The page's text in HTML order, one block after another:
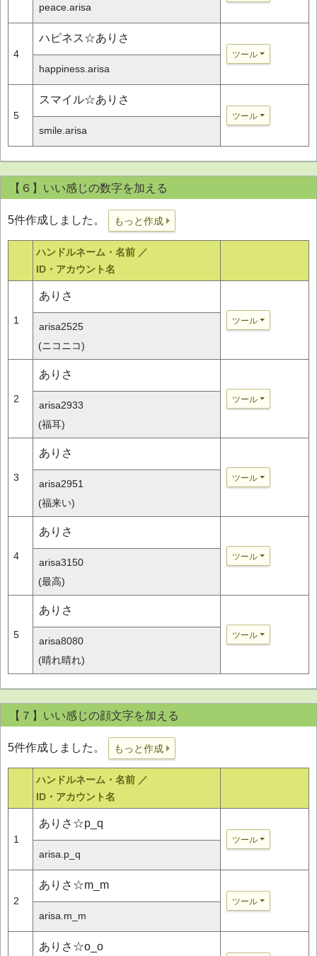
peace.arisa
4
ハピネス☆ありさ
ツール
happiness.arisa
5
スマイル☆ありさ
ツール
smile.arisa
【６】いい感じの数字を加える
5件作成しました。 もっと作成
ハンドルネーム・名前 ／
ID・アカウント名
1
ありさ
ツール
arisa2525
(ニコニコ)
2
ありさ
ツール
arisa2933
(福耳)
3
ありさ
ツール
arisa2951
(福来い)
4
ありさ
ツール
arisa3150
(最高)
5
ありさ
ツール
arisa8080
(晴れ晴れ)
【７】いい感じの顔文字を加える
5件作成しました。 もっと作成
ハンドルネーム・名前 ／
ID・アカウント名
1
ありさ☆p_q
ツール
arisa.p_q
2
ありさ☆m_m
ツール
arisa.m_m
ありさ☆o_o